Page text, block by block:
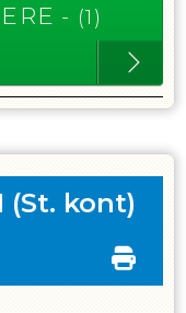
- (1)
(St. kont)